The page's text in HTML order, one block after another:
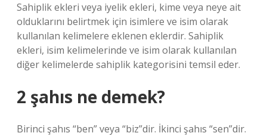
Sahiplik ekleri veya iyelik ekleri, kime veya neye ait
olduklarını belirtmek için isimlere ve isim olarak
kullanılan kelimelere eklenen eklerdir. Sahiplik
ekleri, isim kelimelerinde ve isim olarak kullanılan
diğer kelimelerde sahiplik kategorisini temsil eder.
2 şahıs ne demek?
Birinci şahıs “ben” veya “biz”dir. İkinci şahıs “sen”dir.